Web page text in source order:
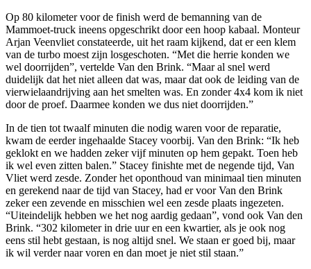
Op 80 kilometer voor de finish werd de bemanning van de
Mammoet-truck ineens opgeschrikt door een hoop kabaal. Monteur
Arjan Veenvliet constateerde, uit het raam kijkend, dat er een klem
van de turbo moest zijn losgeschoten. “Met die herrie konden we
wel doorrijden”, vertelde Van den Brink. “Maar al snel werd
duidelijk dat het niet alleen dat was, maar dat ook de leiding van de
vierwielaandrijving aan het smelten was. En zonder 4x4 kom ik niet
door de proef. Daarmee konden we dus niet doorrijden.”
In de tien tot twaalf minuten die nodig waren voor de reparatie,
kwam de eerder ingehaalde Stacey voorbij. Van den Brink: “Ik heb
geklokt en we hadden zeker vijf minuten op hem gepakt. Toen heb
ik wel even zitten balen.” Stacey finishte met de negende tijd, Van
Vliet werd zesde. Zonder het oponthoud van minimaal tien minuten
en gerekend naar de tijd van Stacey, had er voor Van den Brink
zeker een zevende en misschien wel een zesde plaats ingezeten.
“Uiteindelijk hebben we het nog aardig gedaan”, vond ook Van den
Brink. “302 kilometer in drie uur en een kwartier, als je ook nog
eens stil hebt gestaan, is nog altijd snel. We staan er goed bij, maar
ik wil verder naar voren en dan moet je niet stil staan.”